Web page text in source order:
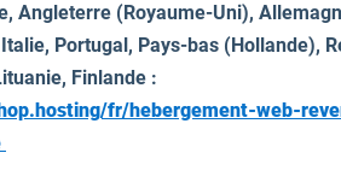
Angleterre (Royaume-Uni),
Portugal, Pays-bas (Hollande),
Finlande :
fr/hebergement-web-